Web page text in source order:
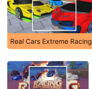
Real Cars Extreme Racing